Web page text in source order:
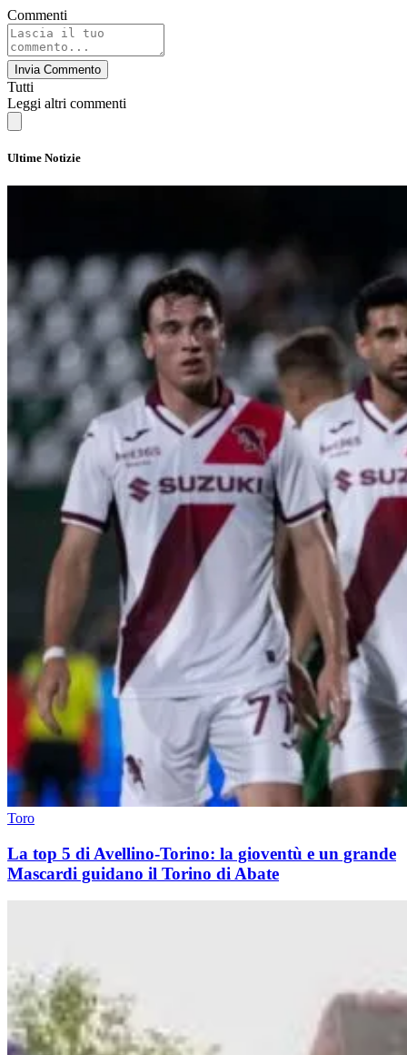
Commenti
Invia Commento
Tutti
Leggi altri commenti
Ultime Notizie
Toro
La top 5 di Avellino-Torino: la gioventù e un grande
Mascardi guidano il Torino di Abate